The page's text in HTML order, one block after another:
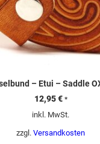
– Etui – Saddle
12,95€ *
inkl. MwSt.
zzgl. Versandkosten